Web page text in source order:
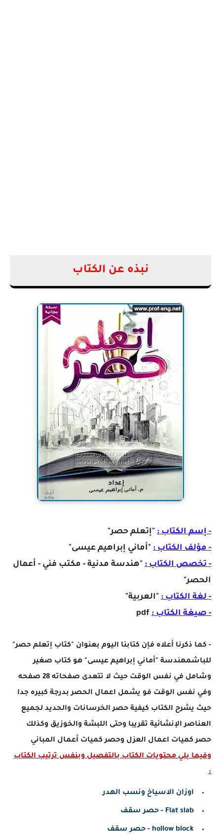
نبذه عن الكتاب
- إسم الكتاب : "إتعلم حصر"
- مؤلف الكتاب : "أماني إبراهيم عيسى"
- تخصص الكتاب : "هندسة مدنية - مكتب فني - أعمال
الحصر"
- لغة الكتاب : "العربية"
- صيغة الكتاب :
- كما ذكرنا أعلاه فإن كتابنا اليوم بعنوان "كتاب إتعلم حصر"
للباشمهندسة "أماني إبراهيم عيسى" هو كتاب صغير
وشامل في نفس الوقت حيث لا تتعدى صفحاته 28 صفحه
وفي نفس الوقت فو يشمل اعمال الحصر بدرجة كبيره جدا
حيث يشرح الكتاب كيفية حصر الخرسانات والحديد لجميع
العناصر الإنشائية تقريبا وحتى اللبشة والخوزيق وكذلك
حصر كميات اعمال العزل وحصر كميات أعمال المباني
وفيما يلي محتويات الكتاب بالتفصيل وبنفس ترتيب الكتاب
:
اوزان الاسياخ ونسب الهدر
Flat slab - حصر سقف
hollow block - حصر سقف